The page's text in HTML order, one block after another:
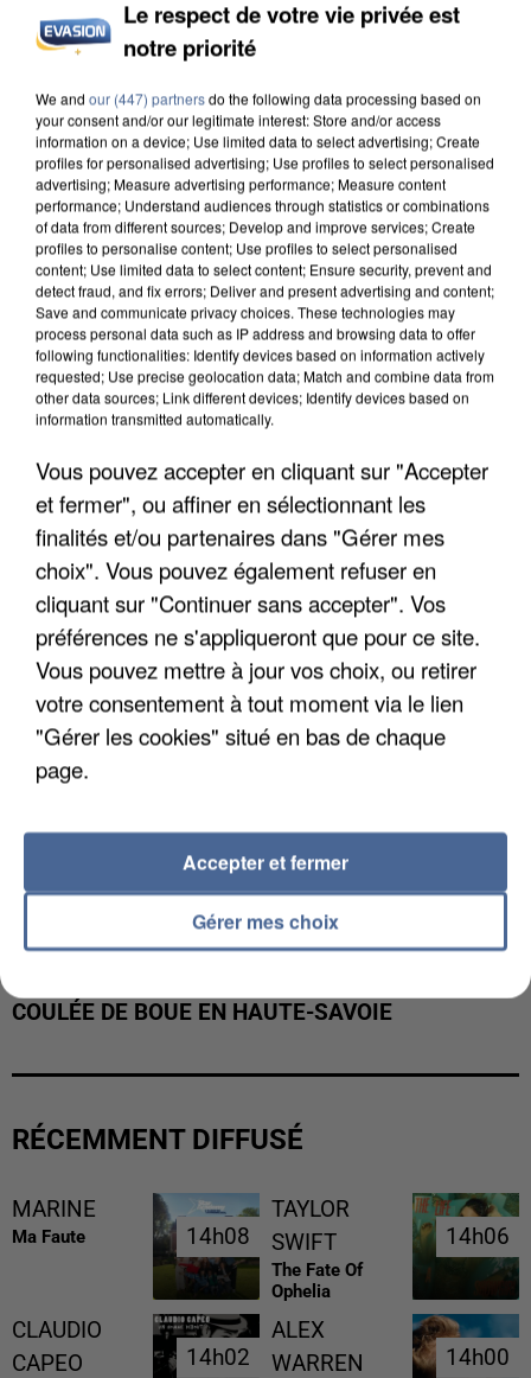
MAFIA INTERPELLÉ EN ALGÉRIE
UN SECOND CADRE DE LA DZ MAFIA
INTERPELLÉ EN ALGÉRIE
COULÉE DE BOUE EN HAUTE-SAVOIE
RÉCEMMENT DIFFUSÉ
MARINE
Ma Faute 14h08
14h08
TAYLOR
SWIFT
The Fate Of
Ophelia
14h06
14h06
CLAUDIO
CAPEO
14h02
14h02
ALEX
WARREN
14h00
14h00
Le respect de votre vie privée est
notre priorité
We and our (447) partnersdo the following data processing based on
your consent and/or our legitimate interest: Store and/or access
information on a device; Use limited data to select advertising; Create
profiles for personalised advertising; Use profiles to select personalised
advertising; Measure advertising performance; Measure content
performance; Understand audiences through statistics or combinations
of data from different sources; Develop and improve services; Create
profiles to personalise content; Use profiles to select personalised
content; Use limited data to select content; Ensure security, prevent and
detect fraud, and fix errors; Deliver and present advertising and content;
Save and communicate privacy choices. These technologies may
process personal data such as IP address and browsing data to offer
following functionalities: Identify devices based on information actively
requested; Use precise geolocation data; Match and combine data from
other data sources; Link different devices; Identify devices based on
information transmitted automatically.
Vous pouvez accepter en cliquant sur "Accepter
et fermer", ou affiner en sélectionnant les
finalités et/ou partenaires dans "Gérer mes
choix". Vous pouvez également refuser en
cliquant sur "Continuer sans accepter". Vos
préférences ne s'appliqueront que pour ce site.
Vous pouvez mettre à jour vos choix, ou retirer
votre consentement à tout moment via le lien
"Gérer les cookies" situé en bas de chaque
page.
Gérer mes choix
Accepter et fermer